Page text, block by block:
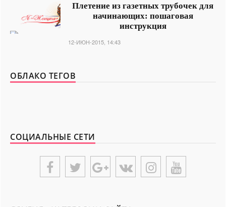
Плетение из газетных трубочек для
начинающих: пошаговая
инструкция
12-ИЮН-2015, 14:43
ОБЛАКО ТЕГОВ
СОЦИАЛЬНЫЕ СЕТИ